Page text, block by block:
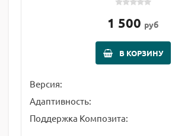
1 500 руб
В КОРЗИНУ
Версия:
Адаптивность:
Поддержка Композита: